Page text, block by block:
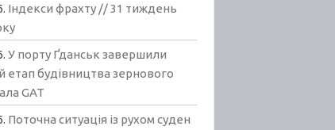
Індекси фрахту // 31 тиждень
У порту Ґданськ завершили
етап будівництва зернового
GAT
Поточна ситуація із рухом суден